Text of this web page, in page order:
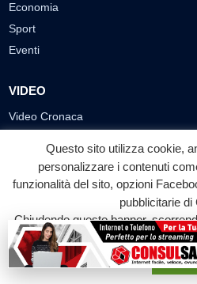
Economia
Sport
Eventi
VIDEO
Video Cronaca
Video Attualità
Video Economia
Video Sport
Video Tecnologie
Video Curiosità
Questo sito utilizza cookie,
personalizzare i contenuti
funzionalità del sito, opzioni
pubblicitarie di
Chiudendo questo banner,
su qualunque suo elemento
Accetta